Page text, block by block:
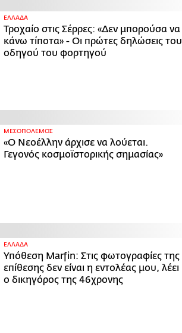
ΕΛΛΑΔΑ
Τροχαίο στις Σέρρες: «Δεν μπορούσα να
κάνω τίποτα» - Οι πρώτες δηλώσεις του
οδηγού του φορτηγού
ΜΕΣΟΠΟΛΕΜΟΣ
«Ο Νεοέλλην άρχισε να λούεται.
Γεγονός κοσμοϊστορικής σημασίας»
ΕΛΛΑΔΑ
Υπόθεση Marfin: Στις φωτογραφίες της
επίθεσης δεν είναι η εντολέας μου, λέει
ο δικηγόρος της 46χρονης